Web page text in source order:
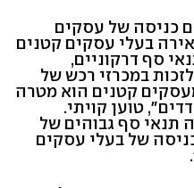
כניסה של עסקים
בעלי עסקים קטנים
סף דרקוניים,
במכרזי רכש של
קטנים הוא מטרה
טוען קויתי.
תנאי סף גבוהים של
של בעלי עסקים